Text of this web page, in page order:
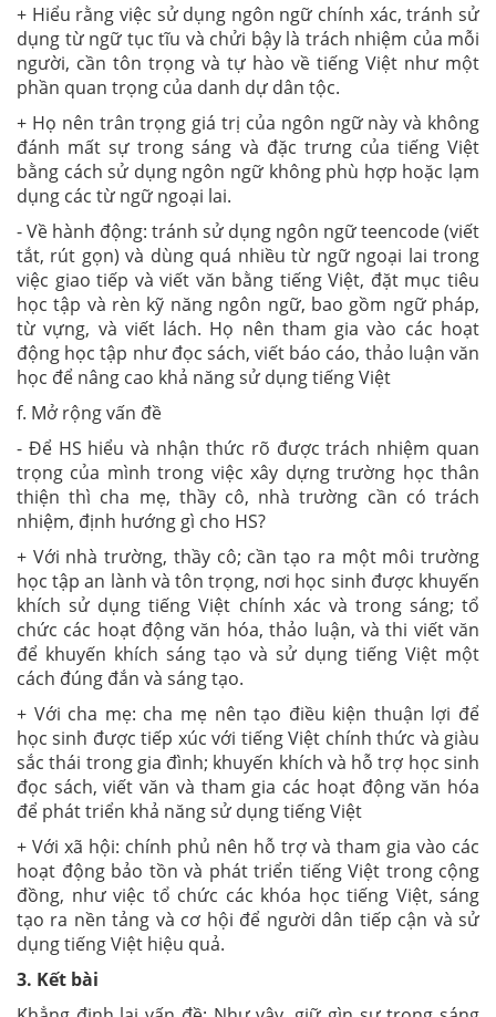
+ Hiểu rằng việc sử dụng ngôn ngữ chính xác, tránh sử
dụng từ ngữ tục tĩu và chửi bậy là trách nhiệm của mỗi
người, cần tôn trọng và tự hào về tiếng Việt như một
phần quan trọng của danh dự dân tộc.
+ Họ nên trân trọng giá trị của ngôn ngữ này và không
đánh mất sự trong sáng và đặc trưng của tiếng Việt
bằng cách sử dụng ngôn ngữ không phù hợp hoặc lạm
dụng các từ ngữ ngoại lai.
- Về hành động: tránh sử dụng ngôn ngữ teencode (viết
tắt, rút gọn) và dùng quá nhiều từ ngữ ngoại lai trong
việc giao tiếp và viết văn bằng tiếng Việt, đặt mục tiêu
học tập và rèn kỹ năng ngôn ngữ, bao gồm ngữ pháp,
từ vựng, và viết lách. Họ nên tham gia vào các hoạt
động học tập như đọc sách, viết báo cáo, thảo luận văn
học để nâng cao khả năng sử dụng tiếng Việt
f. Mở rộng vấn đề
- Để HS hiểu và nhận thức rõ được trách nhiệm quan
trọng của mình trong việc xây dựng trường học thân
thiện thì cha mẹ, thầy cô, nhà trường cần có trách
nhiệm, định hướng gì cho HS?
+ Với nhà trường, thầy cô; cần tạo ra một môi trường
học tập an lành và tôn trọng, nơi học sinh được khuyến
khích sử dụng tiếng Việt chính xác và trong sáng; tổ
chức các hoạt động văn hóa, thảo luận, và thi viết văn
để khuyến khích sáng tạo và sử dụng tiếng Việt một
cách đúng đắn và sáng tạo.
+ Với cha mẹ: cha mẹ nên tạo điều kiện thuận lợi để
học sinh được tiếp xúc với tiếng Việt chính thức và giàu
sắc thái trong gia đình; khuyến khích và hỗ trợ học sinh
đọc sách, viết văn và tham gia các hoạt động văn hóa
để phát triển khả năng sử dụng tiếng Việt
+ Với xã hội: chính phủ nên hỗ trợ và tham gia vào các
hoạt động bảo tồn và phát triển tiếng Việt trong cộng
đồng, như việc tổ chức các khóa học tiếng Việt, sáng
tạo ra nền tảng và cơ hội để người dân tiếp cận và sử
dụng tiếng Việt hiệu quả.
3. Kết bài